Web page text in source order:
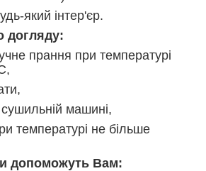
який інтер'єр.
догляду:
прання при температурі
машині,
температурі не більше
допоможуть Вам: